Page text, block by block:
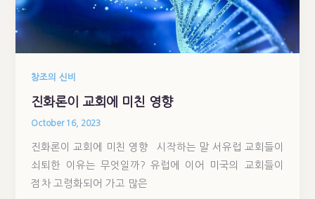
창조의 신비
진화론이 교회에 미친 영향
October 16, 2023
진화론이 교회에 미친 영향 시작하는 말 서유럽 교회들이
쇠퇴한 이유는 무엇일까? 유럽에 이어 미국의 교회들이
점차 고령화되어 가고 많은